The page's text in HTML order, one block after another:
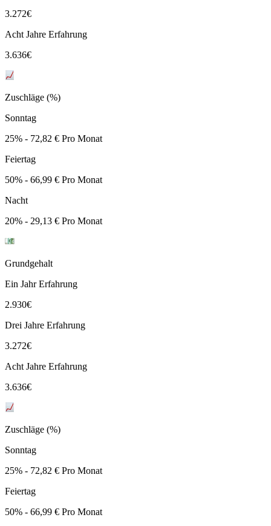
3.272€
Acht Jahre Erfahrung
3.636€
Zuschläge (%)
Sonntag
25% - 72,82 € Pro Monat
Feiertag
50% - 66,99 € Pro Monat
Nacht
20% - 29,13 € Pro Monat
Grundgehalt
Ein Jahr Erfahrung
2.930€
Drei Jahre Erfahrung
3.272€
Acht Jahre Erfahrung
3.636€
Zuschläge (%)
Sonntag
25% - 72,82 € Pro Monat
Feiertag
50% - 66,99 € Pro Monat